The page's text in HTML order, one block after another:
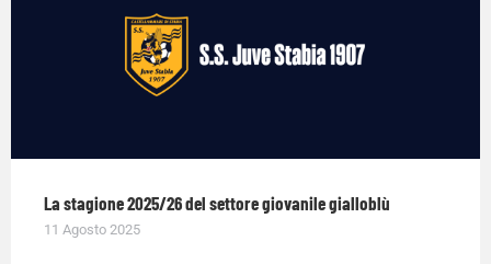
La stagione 2025/26 del settore giovanile gialloblù
11 Agosto 2025